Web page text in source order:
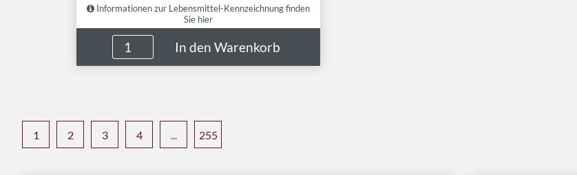
Informationen zur Lebensmittel-Kennzeichnung finden
Sie hier
1 2 3 4 ... 255